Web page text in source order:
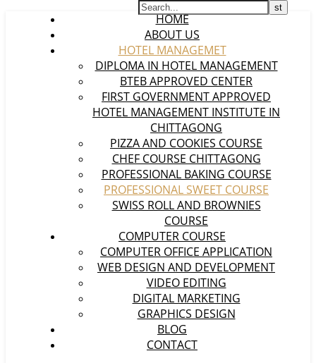
HOME
ABOUT US
HOTEL MANAGEMET
DIPLOMA IN HOTEL MANAGEMENT
BTEB APPROVED CENTER
FIRST GOVERNMENT APPROVED
HOTEL MANAGEMENT INSTITUTE IN
CHITTAGONG
PIZZA AND COOKIES COURSE
CHEF COURSE CHITTAGONG
PROFESSIONAL BAKING COURSE
PROFESSIONAL SWEET COURSE
SWISS ROLL AND BROWNIES
COURSE
COMPUTER COURSE
COMPUTER OFFICE APPLICATION
WEB DESIGN AND DEVELOPMENT
VIDEO EDITING
DIGITAL MARKETING
GRAPHICS DESIGN
BLOG
CONTACT